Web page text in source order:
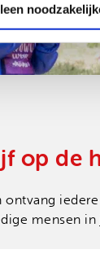
op de
ontvang
mensen in